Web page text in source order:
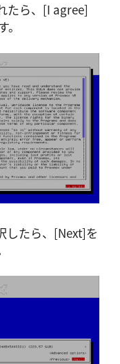
たら、[I agree]
したら、[Next]を